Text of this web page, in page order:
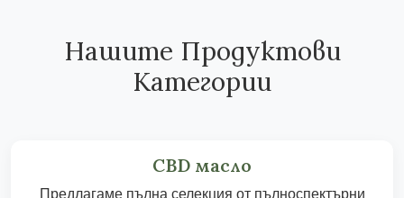
Нашите Продуктови
Категории
CBD масло
Предлагаме пълна селекция от пълноспектърни